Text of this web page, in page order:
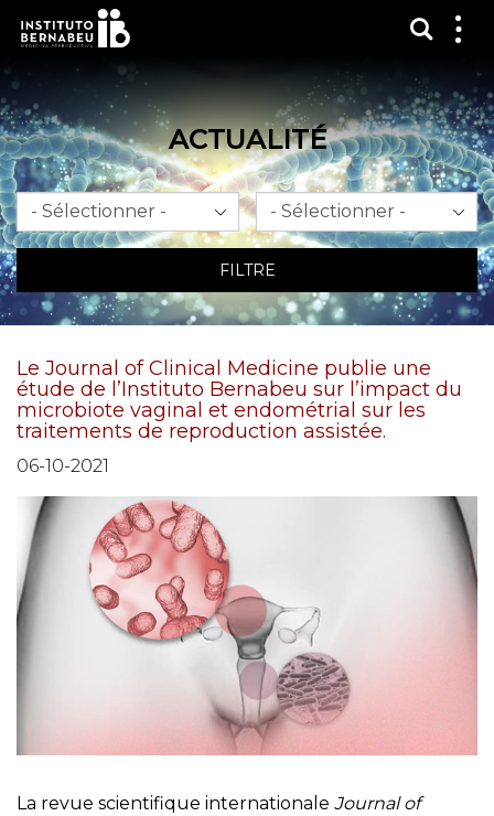
ACTUALITÉ
Mois An
FILTRE
Le Journal of Clinical Medicine publie une
étude de l’Instituto Bernabeu sur l’impact du
microbiote vaginal et endométrial sur les
traitements de reproduction assistée.
06-10-2021
La revue scientifique internationale Journal of